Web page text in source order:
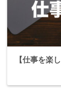
【仕事を楽